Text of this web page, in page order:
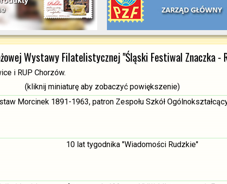
Wystawy Filatelistycznej "Śląski Festiwal Znaczka -
i RUP Chorzów.
(kliknij miniaturę aby zobaczyć powiększenie)
Morcinek 1891-1963, patron Zespołu Szkół
10 lat tygodnika "Wiadomości Rudzkie"